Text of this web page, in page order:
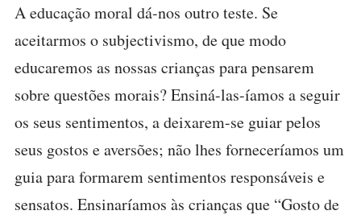
A educação moral dá-nos outro teste. Se
aceitarmos o subjectivismo, de que modo
educaremos as nossas crianças para pensarem
sobre questões morais? Ensiná-las-íamos a seguir
os seus sentimentos, a deixarem-se guiar pelos
seus gostos e aversões; não lhes forneceríamos um
guia para formarem sentimentos responsáveis e
sensatos. Ensinaríamos às crianças que “Gosto de